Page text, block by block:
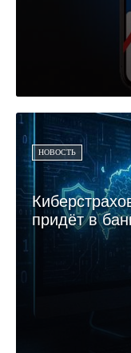
НОВОСТЬ
придёт в